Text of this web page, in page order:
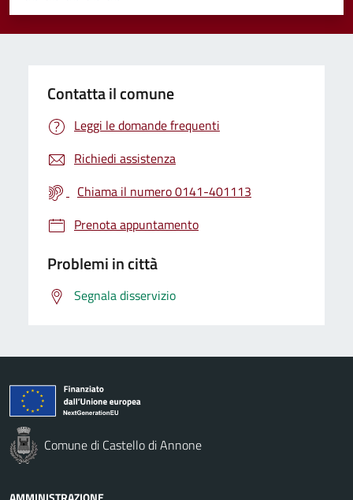
Valuta 5 stelle su 5
Valuta 4 stelle su 5
Valuta 3 stelle su 5
Valuta 2 stelle su 5
Valuta 1 stelle su 5
Contatta il comune
Leggi le domande frequenti
Richiedi assistenza
Chiama il numero 0141-401113
Prenota appuntamento
Problemi in città
Segnala disservizio
Comune di Castello di Annone